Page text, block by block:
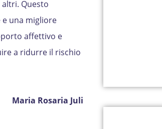
Questo
e una migliore
affettivo e
a ridurre il rischio
Maria Rosaria Juli